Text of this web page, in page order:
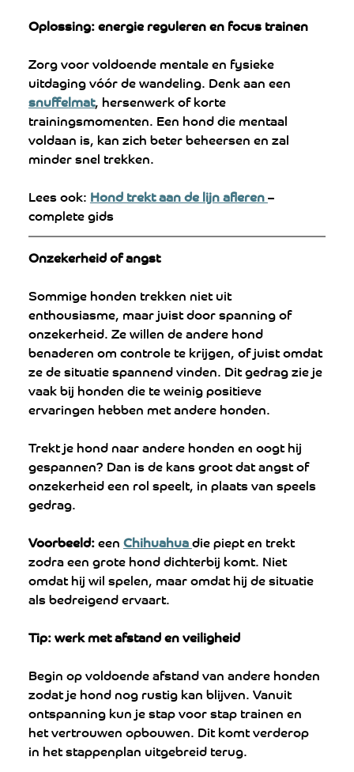
Oplossing: energie reguleren en focus trainen
Zorg voor voldoende mentale en fysieke
uitdaging vóór de wandeling. Denk aan een
snuffelmat, hersenwerk of korte
trainingsmomenten. Een hond die mentaal
voldaan is, kan zich beter beheersen en zal
minder snel trekken.
Lees ook: Hond trekt aan de lijn afleren –
complete gids
Onzekerheid of angst
Sommige honden trekken niet uit
enthousiasme, maar juist door spanning of
onzekerheid. Ze willen de andere hond
benaderen om controle te krijgen, of juist omdat
ze de situatie spannend vinden. Dit gedrag zie je
vaak bij honden die te weinig positieve
ervaringen hebben met andere honden.
Trekt je hond naar andere honden en oogt hij
gespannen? Dan is de kans groot dat angst of
onzekerheid een rol speelt, in plaats van speels
gedrag.
Voorbeeld: een Chihuahua die piept en trekt
zodra een grote hond dichterbij komt. Niet
omdat hij wil spelen, maar omdat hij de situatie
als bedreigend ervaart.
Tip: werk met afstand en veiligheid
Begin op voldoende afstand van andere honden
zodat je hond nog rustig kan blijven. Vanuit
ontspanning kun je stap voor stap trainen en
het vertrouwen opbouwen. Dit komt verderop
in het stappenplan uitgebreid terug.